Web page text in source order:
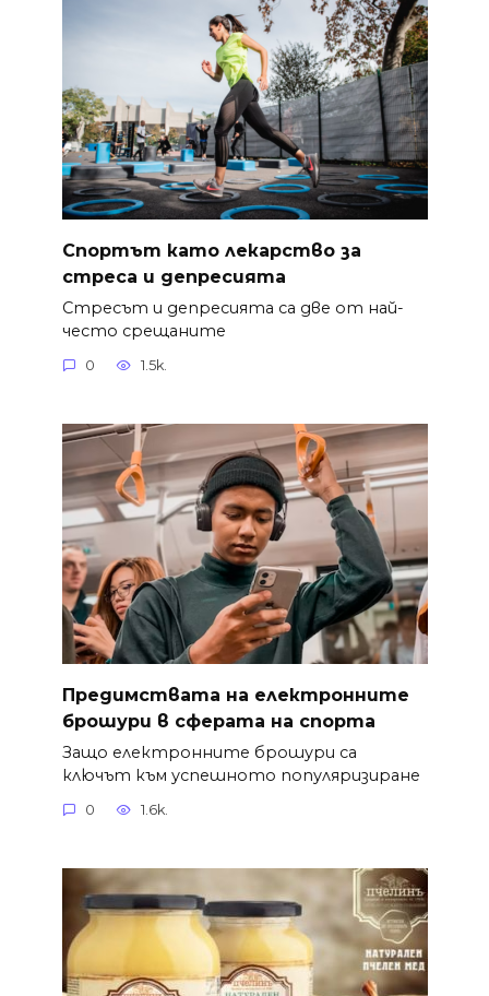
Спортът като лекарство за
стреса и депресията
Стресът и депресията са две от най-
често срещаните
0 1.5k.
Предимствата на електронните
брошури в сферата на спорта
Защо електронните брошури са
ключът към успешното популяризиране
0 1.6k.